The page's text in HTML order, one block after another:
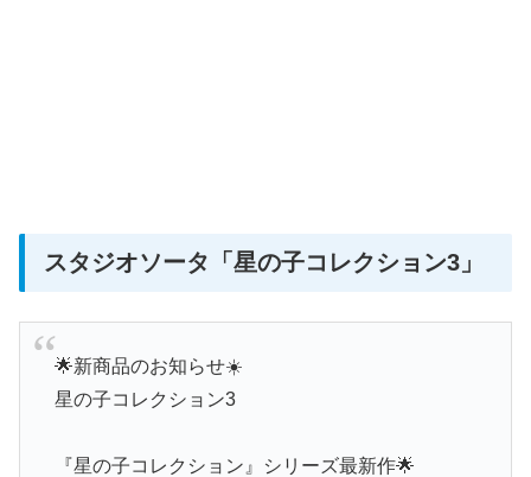
スタジオソータ 「星の子コレクション3」
🌟新商品のお知らせ☀️
星の子コレクション3
『星の子コレクション』シリーズ最新作🌟